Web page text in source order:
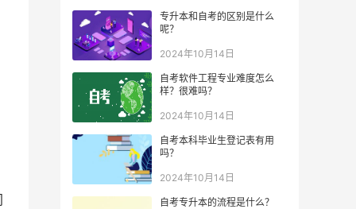
专升本和自考的区别是什么
呢？
2024年10月14日
自考软件工程专业难度怎么
样？很难吗？
2024年10月14日
自考本科毕业生登记表有用
吗？
2024年10月14日
自考专升本的流程是什么？